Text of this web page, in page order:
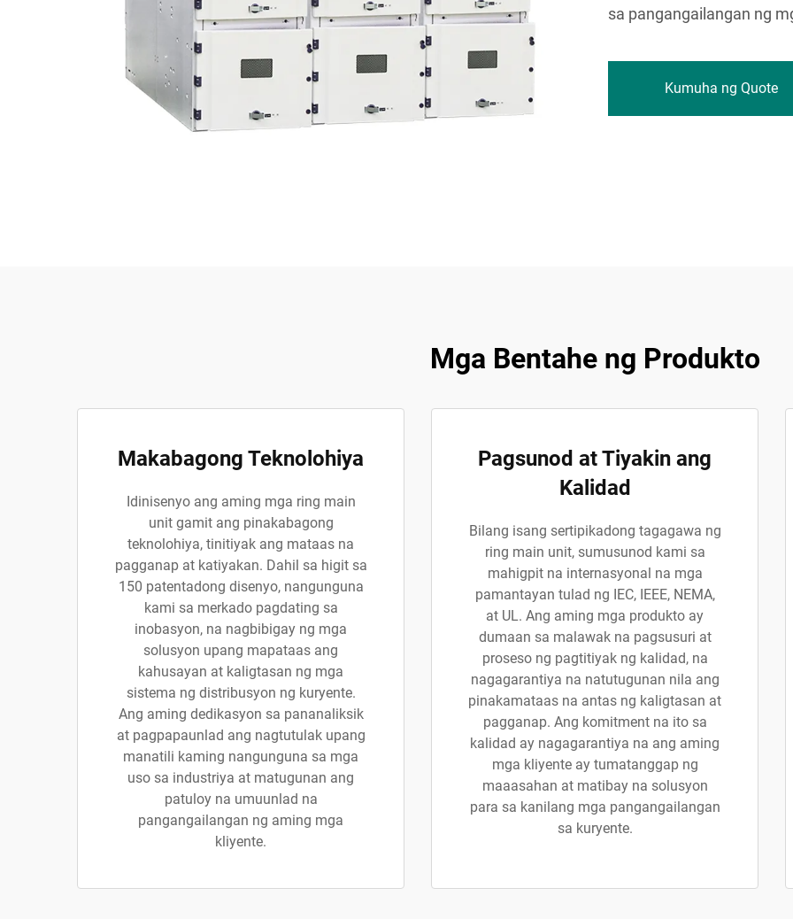
sa pangangailangan ng
Kumuha ng Quote
Mga Bentahe ng Produkto
Makabagong Teknolohiya
Idinisenyo ang aming mga ring main
unit gamit ang pinakabagong
teknolohiya, tinitiyak ang mataas na
pagganap at katiyakan. Dahil sa higit sa
150 patentadong disenyo, nangunguna
kami sa merkado pagdating sa
inobasyon, na nagbibigay ng mga
solusyon upang mapataas ang
kahusayan at kaligtasan ng mga
sistema ng distribusyon ng kuryente.
Ang aming dedikasyon sa pananaliksik
at pagpapaunlad ang nagtutulak upang
manatili kaming nangunguna sa mga
uso sa industriya at matugunan ang
patuloy na umuunlad na
pangangailangan ng aming mga
kliyente.
Pagsunod at Tiyakin ang
Kalidad
Bilang isang sertipikadong tagagawa ng
ring main unit, sumusunod kami sa
mahigpit na internasyonal na mga
pamantayan tulad ng IEC, IEEE, NEMA,
at UL. Ang aming mga produkto ay
dumaan sa malawak na pagsusuri at
proseso ng pagtitiyak ng kalidad, na
nagagarantiya na natutugunan nila ang
pinakamataas na antas ng kaligtasan at
pagganap. Ang komitment na ito sa
kalidad ay nagagarantiya na ang aming
mga kliyente ay tumatanggap ng
maaasahan at matibay na solusyon
para sa kanilang mga pangangailangan
sa kuryente.